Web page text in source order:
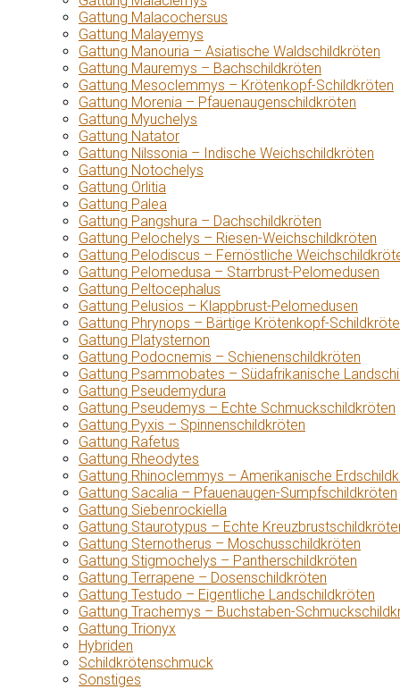
Gattung Malacochersus
Gattung Malayemys
Gattung Manouria – Asiatische Waldschildkröten
Gattung Mauremys – Bachschildkröten
Gattung Mesoclemmys – Krötenkopf-Schildkröten
Gattung Morenia – Pfauenaugenschildkröten
Gattung Myuchelys
Gattung Natator
Gattung Nilssonia – Indische Weichschildkröten
Gattung Notochelys
Gattung Orlitia
Gattung Palea
Gattung Pangshura – Dachschildkröten
Gattung Pelochelys – Riesen-Weichschildkröten
Gattung Pelodiscus – Fernöstliche
Gattung Pelomedusa – Starrbrust-Pelomedusen
Gattung Peltocephalus
Gattung Pelusios – Klappbrust-Pelomedusen
Gattung Phrynops – Bärtige Krötenkopf-
Gattung Platysternon
Gattung Podocnemis – Schienenschildkröten
Gattung Psammobates – Südafrikanische
Gattung Pseudemydura
Gattung Pseudemys – Echte Schmuckschildkröten
Gattung Pyxis – Spinnenschildkröten
Gattung Rafetus
Gattung Rheodytes
Gattung Rhinoclemmys – Amerikanische
Gattung Sacalia – Pfauenaugen-Sumpfschildkröten
Gattung Siebenrockiella
Gattung Staurotypus – Echte
Gattung Sternotherus – Moschusschildkröten
Gattung Stigmochelys – Pantherschildkröten
Gattung Terrapene – Dosenschildkröten
Gattung Testudo – Eigentliche Landschildkröten
Gattung Trachemys – Buchstaben-
Gattung Trionyx
Hybriden
Schildkrötenschmuck
Sonstiges